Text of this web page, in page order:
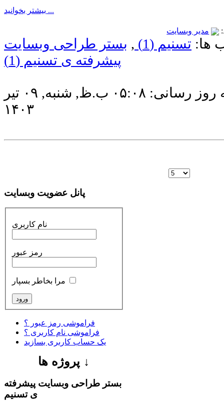
بیشتر بخوانید ...
مدیر وبسایت
ها: تسنیم (1) , بستر طراحی وبسایت
پیشرفته ی تسنیم (1)
آخرین به روز رسانی: ۰۵:۰۸ ب.ظ, شنبه, ۰۹ تير
۱۴۰۳
پانل عضویت وبسایت
نام کاربری
رمز عبور
مرا بخاطر بسپار
فراموشی رمز عبور ؟
فراموشی نام کاربری ؟
یک حساب کاربری بسازید
↓
بستر طراحی وبسایت پیشرفته
ی تسنیم